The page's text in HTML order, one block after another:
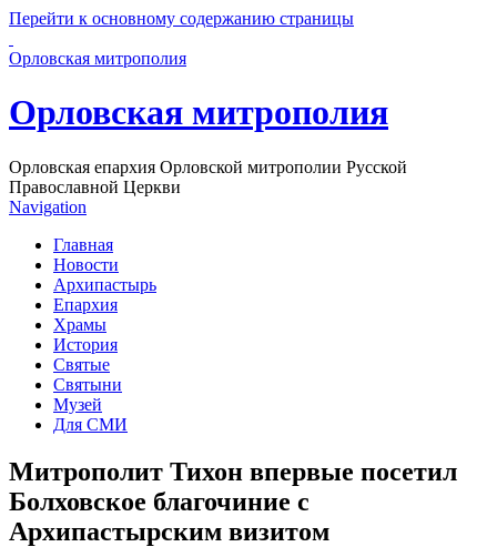
Перейти к основному содержанию страницы
Орловская митрополия
Орловская митрополия
Орловская епархия Орловской митрополии Русской
Православной Церкви
Navigation
Главная
Новости
Архипастырь
Епархия
Храмы
История
Святые
Святыни
Музей
Для СМИ
Митрополит Тихон впервые посетил
Болховское благочиние с
Архипастырским визитом